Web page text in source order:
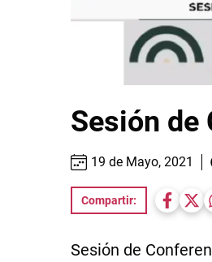
Sesión de
19 de Mayo, 2021
Compartir:
Sesión de